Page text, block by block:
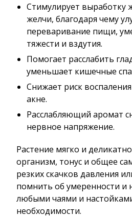
Стимулирует выработку
желчи, благодаря чему
переваривание пищи,
тяжести и вздутия.
Помогает расслабить
уменьшает кишечные
Снижает риск
акне.
Расслабляющий аромат
нервное напряжение.
Растение мягко и
организм, тонус и общее
резких скачков давления
помнить об умеренности и
любыми чаями и
необходимости.